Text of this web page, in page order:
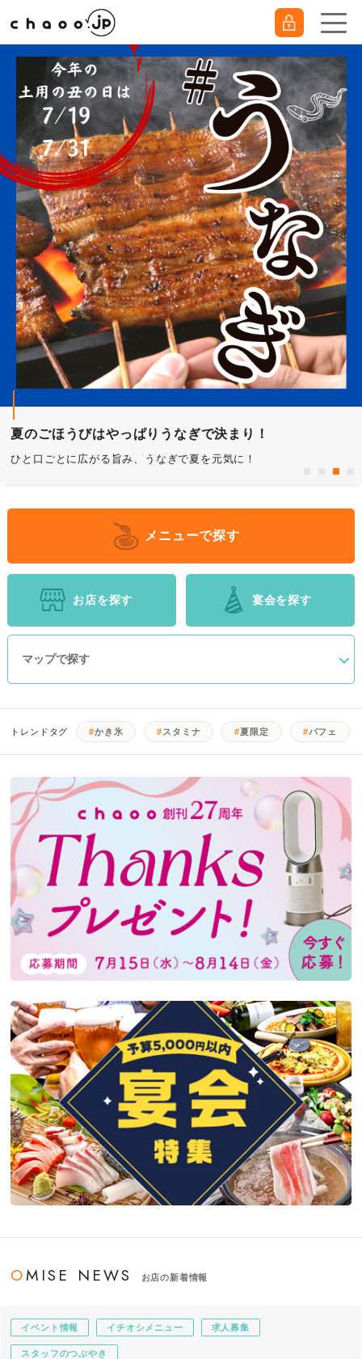
chaoo.jp厳選「ぐるコレ！」
テーマに沿って厳選した、オススメの一品をコレクションしました
夏といえば「かき氷」
定番の氷から進化形まで盛りだくさん！かき氷巡りをしよう！
夏のごほうびはやっぱりうなぎで決まり！
ひと口ごとに広がる旨み、うなぎで夏を元気に！
三河の美味しい推しグルメ
メニューで探す
お店を探す 宴会を探す
トレンドタグ かき氷 スタミナ 夏限定 パフェ
OMISE NEWS お店の新着情報
イベント情報 イチオシメニュー 求人募集
スタッフのつぶやき